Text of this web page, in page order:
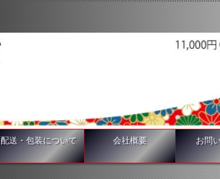
配送・包装について 会社概要 お問